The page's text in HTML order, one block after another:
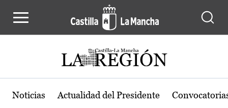
Actualidad de la región de Castilla-
Noticias Actualidad del Presidente